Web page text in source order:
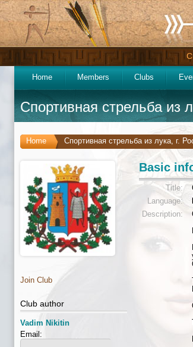
Home Members Clubs
Спортивная стрельба из
Home Спортивная стрельба из лука, г.
Join Club
Club author
Vadim Nikitin
Email:
Basic
Title:
Language:
Description: